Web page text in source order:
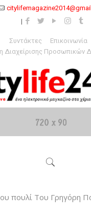
Συντάκτες
Επικοινωνία
Διαχείρισης Προσωπικών
πουλί Του Γρηγόρη